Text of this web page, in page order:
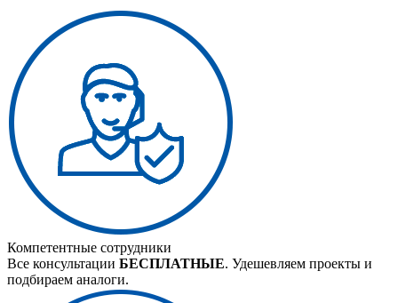
Компетентные сотрудники
Все консультации БЕСПЛАТНЫЕ. Удешевляем проекты и
подбираем аналоги.